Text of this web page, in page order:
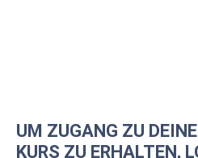
UM ZUGANG ZU
KURS ZU ERHALTEN,